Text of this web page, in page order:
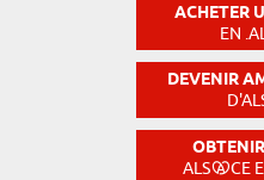
ACHETER
EN
DEVENIR
ALS CE